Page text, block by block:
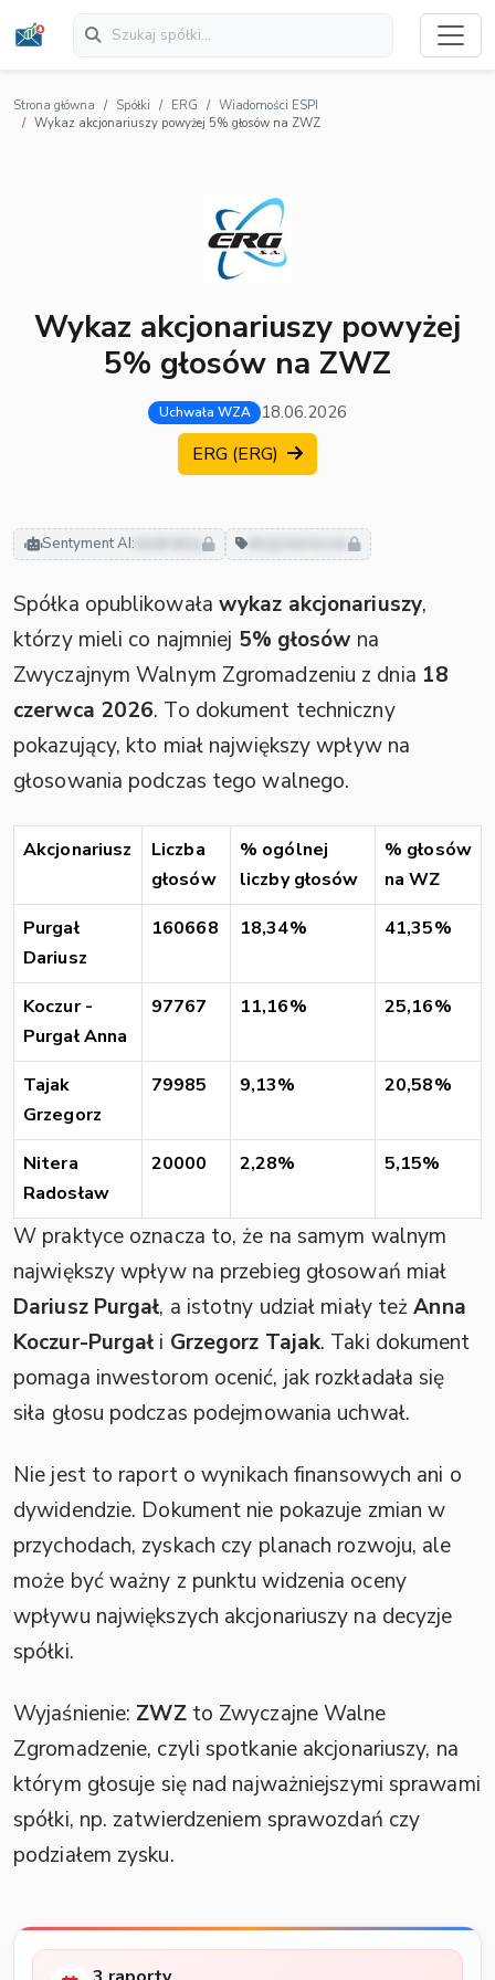
Strona główna Spółki ERG
Wiadomości ESPI
Wykaz akcjonariuszy powyżej 5% głosów na ZWZ
Wykaz akcjonariuszy powyżej
5% głosów na ZWZ
Uchwała WZA 18.06.2026
ERG (ERG)
Sentyment AI: neutralny
Spółka opublikowała wykaz akcjonariuszy,
którzy mieli co najmniej 5% głosów na
Zwyczajnym Walnym Zgromadzeniu z dnia 18
czerwca 2026. To dokument techniczny
pokazujący, kto miał największy wpływ na
głosowania podczas tego walnego.
Akcjonariusz
Liczba
głosów
% ogólnej
liczby głosów
% głosów
na WZ
Purgał
Dariusz
160668 18,34% 41,35%
Koczur -
Purgał Anna
97767 11,16% 25,16%
Tajak
Grzegorz
79985 9,13% 20,58%
Nitera
Radosław
20000 2,28% 5,15%
W praktyce oznacza to, że na samym walnym
największy wpływ na przebieg głosowań miał
Dariusz Purgał, a istotny udział miały teżAnna
Koczur-Purgał i Grzegorz Tajak. Taki dokument
pomaga inwestorom ocenić, jak rozkładała się
siła głosu podczas podejmowania uchwał.
Nie jest to raport o wynikach finansowych ani o
dywidendzie. Dokument nie pokazuje zmian w
przychodach, zyskach czy planach rozwoju, ale
może być ważny z punktu widzenia oceny
wpływu największych akcjonariuszy na decyzje
spółki.
Wyjaśnienie: ZWZto Zwyczajne Walne
Zgromadzenie, czyli spotkanie akcjonariuszy, na
którym głosuje się nad najważniejszymi sprawami
spółki, np. zatwierdzeniem sprawozdań czy
podziałem zysku.